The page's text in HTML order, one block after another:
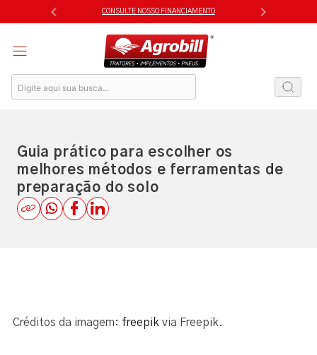
to
CONSULTE NOSSO FINANCIAMENTO
Guia prático para escolher os
melhores métodos e ferramentas de
preparação do solo​
Créditos da imagem: freepik via Freepik.